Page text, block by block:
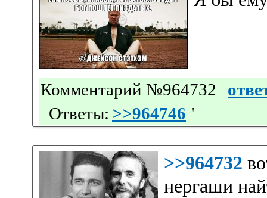
Комментарий №964732
Ответы: >>964746 '
>>964732
нергаши